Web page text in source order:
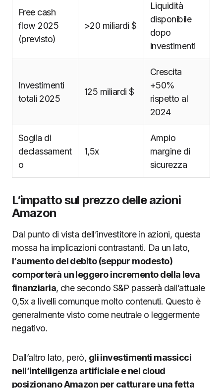
Free cash
flow 2025
(previsto)
>20 miliardi $
Liquidità
disponibile
dopo
investimenti
Investimenti
totali 2025
125 miliardi $
Crescita
+50%
rispetto al
2024
Soglia di
declassament
o
1,5x
Ampio
margine di
sicurezza
L’impatto sul prezzo delle azioni
Amazon
Dal punto di vista dell’investitore in azioni, questa
mossa ha implicazioni contrastanti. Da un lato,
l’aumento del debito (seppur modesto)
comporterà un leggero incremento della leva
finanziaria, che secondo S&P passerà dall’attuale
0,5x a livelli comunque molto contenuti. Questo è
generalmente visto come neutrale o leggermente
negativo.
Dall’altro lato, però, gli investimenti massicci
nell’intelligenza artificiale e nel cloud
posizionano Amazon per catturare una fetta